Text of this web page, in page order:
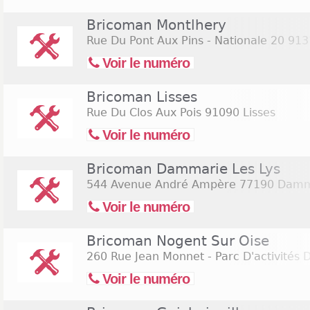
Bricoman Montlhery
Rue Du Pont Aux Pins - Nationale 20
Voir le numéro
Bricoman Lisses
Rue Du Clos Aux Pois 91090 Lisses
Voir le numéro
Bricoman Dammarie Les Lys
544 Avenue André Ampère 77190
Voir le numéro
Bricoman Nogent Sur Oise
260 Rue Jean Monnet - Parc D'activités
Voir le numéro